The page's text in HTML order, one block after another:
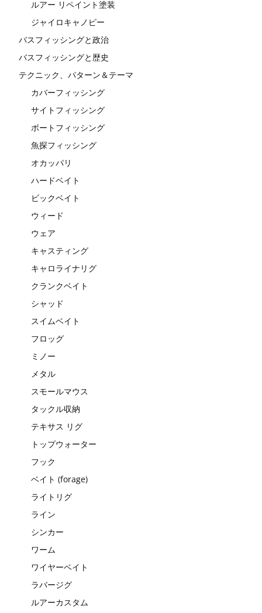
ルアー リペイント塗装
ジャイロキャノピー
バスフィッシングと政治
バスフィッシングと歴史
テクニック、パターン＆テーマ
カバーフィッシング
サイトフィッシング
ボートフィッシング
魚探フィッシング
オカッパリ
ハードベイト
ビックベイト
ウィード
ウェア
キャスティング
キャロライナリグ
クランクベイト
シャッド
スイムベイト
フロッグ
ミノー
メタル
スモールマウス
タックル収納
テキサス リグ
トップウォーター
フック
ベイト (forage)
ライトリグ
ライン
シンカー
ワーム
ワイヤーベイト
ラバージグ
ルアーカスタム